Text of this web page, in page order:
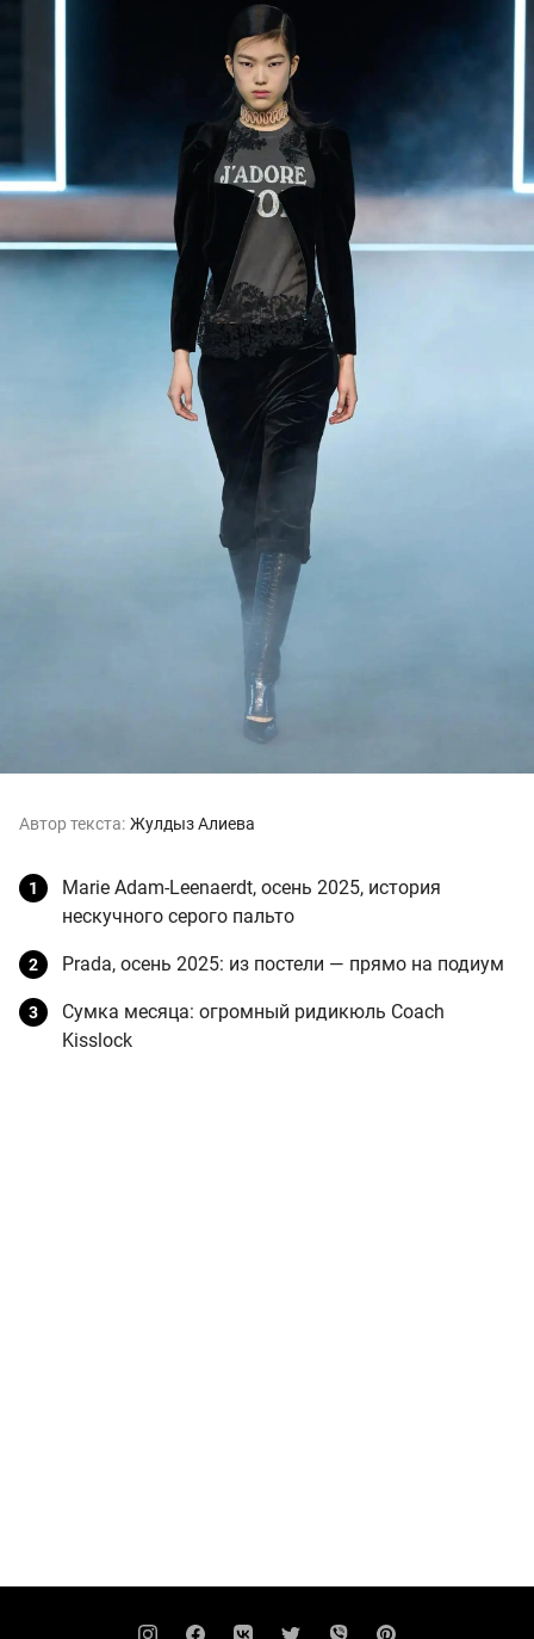
Автор текста: Жулдыз Алиева
Marie Adam-Leenaerdt, осень 2025, история
нескучного серого пальто
Prada, осень 2025: из постели — прямо на подиум
Сумка месяца: огромный ридикюль Coach
Kisslock